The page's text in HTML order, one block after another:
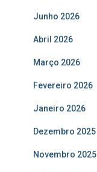
Junho 2026
Abril 2026
Março 2026
Fevereiro 2026
Janeiro 2026
Dezembro 2025
Novembro 2025